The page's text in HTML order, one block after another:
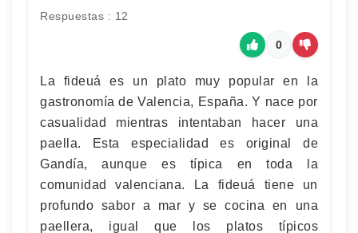
Respuestas : 12
0
La fideuá es un plato muy popular en la
gastronomía de Valencia, España. Y nace por
casualidad mientras intentaban hacer una
paella. Esta especialidad es original de
Gandía, aunque es típica en toda la
comunidad valenciana. La fideuá tiene un
profundo sabor a mar y se cocina en una
paellera, igual que los platos típicos